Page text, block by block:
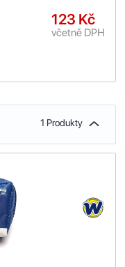
123 Kč
včetně DPH
1 Produkty